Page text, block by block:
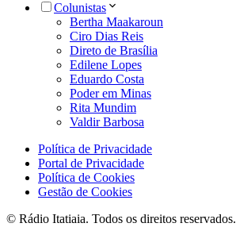
Colunistas
Bertha Maakaroun
Ciro Dias Reis
Direto de Brasília
Edilene Lopes
Eduardo Costa
Poder em Minas
Rita Mundim
Valdir Barbosa
Política de Privacidade
Portal de Privacidade
Política de Cookies
Gestão de Cookies
© Rádio Itatiaia. Todos os direitos reservados.